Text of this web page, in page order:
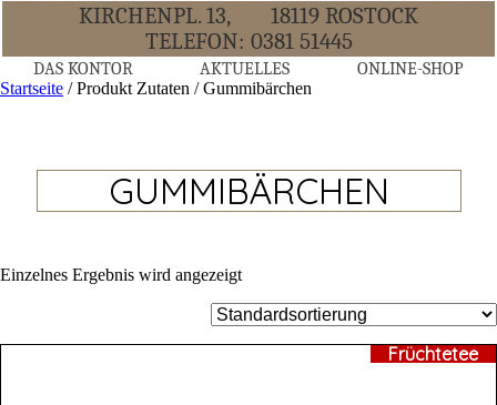
KIR­CHEN­PL. 13,
18119 ROS­TOCK
TELE­FON: 0381 51445
DAS KON­TOR AKTU­EL­LES ONLINE-SHOP
Startseite / Produkt Zutaten / Gummibärchen
GUMMIBÄRCHEN
Einzelnes Ergebnis wird angezeigt
Früchtetee